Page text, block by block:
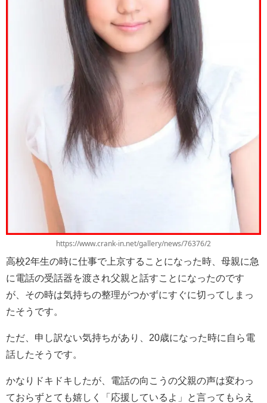
https://www.crank-in.net/gallery/news/76376/2
高校2年生の時に仕事で上京することになった時、母親に急
に電話の受話器を渡され父親と話すことになったのです
が、その時は気持ちの整理がつかずにすぐに切ってしまっ
たそうです。
ただ、申し訳ない気持ちがあり、20歳になった時に自ら電
話したそうです。
かなりドキドキしたが、電話の向こうの父親の声は変わっ
ておらずとても嬉しく「応援しているよ」と言ってもらえ